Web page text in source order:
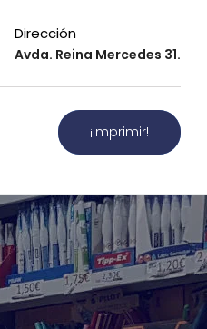
Dirección
Avda. Reina Mercedes 31.
¡Imprimir!